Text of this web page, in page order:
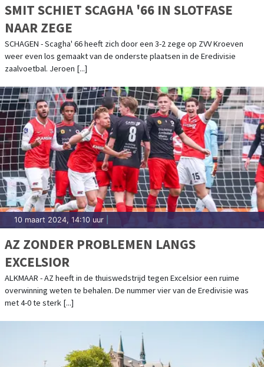
SMIT SCHIET SCAGHA '66 IN SLOTFASE
NAAR ZEGE
SCHAGEN - Scagha' 66 heeft zich door een 3-2 zege op ZVV Kroeven
weer even los gemaakt van de onderste plaatsen in de Eredivisie
zaalvoetbal. Jeroen [...]
10 maart 2024, 14:10 uur
AZ ZONDER PROBLEMEN LANGS
EXCELSIOR
ALKMAAR - AZ heeft in de thuiswedstrijd tegen Excelsior een ruime
overwinning weten te behalen. De nummer vier van de Eredivisie was
met 4-0 te sterk [...]